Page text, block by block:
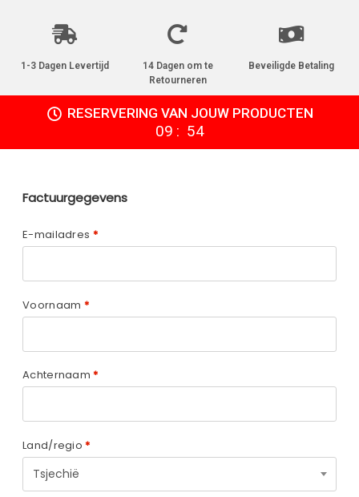
1-3 Dagen Levertijd
14 Dagen om te
Retourneren
Beveiligde Betaling
RESERVERING VAN JOUW PRODUCTEN
09 : 53
Factuurgegevens
E-mailadres *
Voornaam *
Achternaam*
Land/regio*
Tsjechië